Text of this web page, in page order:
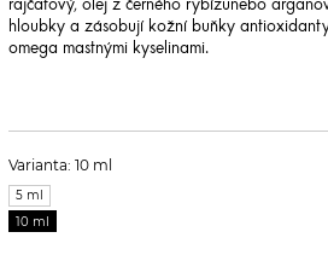
rajčatový, olej z černého rybízunebo
hloubky a zásobují kožní buňky
omega mastnými kyselinami.
Varianta: 10 ml
5 ml
10 ml